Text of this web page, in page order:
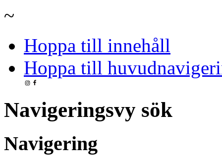
~
Hoppa till innehåll
Hoppa till
Navigeringsvy sök
Navigering